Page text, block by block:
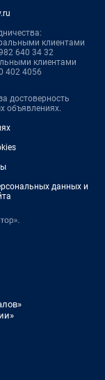
клиентами
640 34 32
клиентами
402 4056
достоверность
объявлениях.
данных и